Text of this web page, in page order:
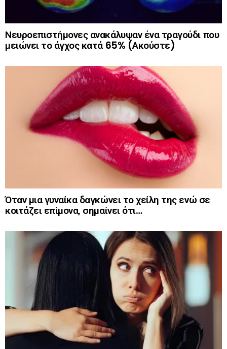
Νευροεπιστήμονες ανακάλυψαν ένα τραγούδι που
μειώνει το άγχος κατά 65% (Ακούστε)
Όταν μια γυναίκα δαγκώνει το χείλη της ενώ σε
κοιτάζει επίμονα, σημαίνει ότι…